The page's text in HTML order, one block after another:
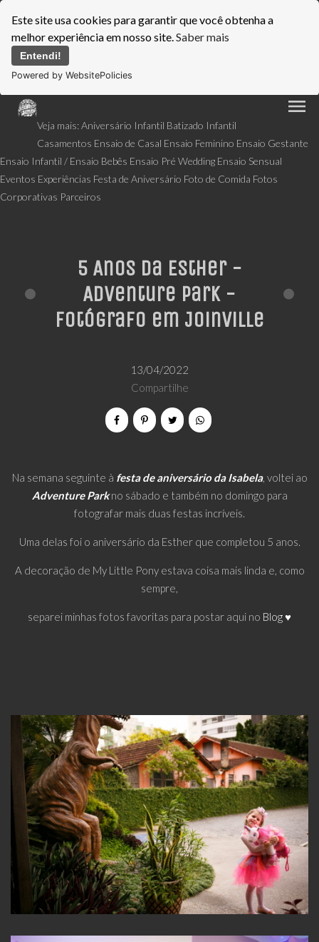
Este site usa cookies para garantir que você obtenha a
melhor experiência em nosso site.Saber mais
Entendi!
Powered by WebsitePolicies
menu
Veja mais:Aniversário Infantil Batizado Infantil
Casamentos Ensaio de Casal Ensaio Feminino Ensaio Gestante
Ensaio Infantil / Ensaio Bebês Ensaio Pré Wedding Ensaio Sensual
Eventos Experiências Festa de Aniversário Foto de Comida Fotos
Corporativas Parceiros
5 Anos da Esther -
Adventure Park -
Fotógrafo em Joinville
13/04/2022
Compartilhe
Na semana seguinte à festa de aniversário da Isabela, voltei ao
Adventure Parkno sábado e também no domingo para
fotografar mais duas festas incríveis.
Uma delas foi o aniversário da Esther que completou 5 anos.
A decoração de My Little Pony estava coisa mais linda e, como
sempre,
separei minhas fotos favoritas para postar aqui no Blog ♥️